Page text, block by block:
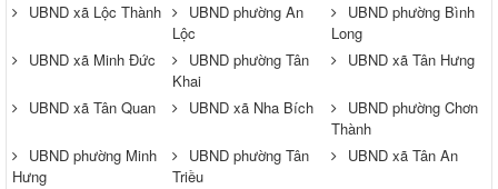
UBND xã Lộc Thành
UBND phường An
Lộc
UBND phường Bình
Long
UBND xã Minh Đức
UBND phường Tân
Khai
UBND xã Tân Hưng
UBND xã Tân Quan UBND xã Nha Bích
UBND phường Chơn
Thành
UBND phường Minh
Hưng
UBND phường Tân
Triều
UBND xã Tân An